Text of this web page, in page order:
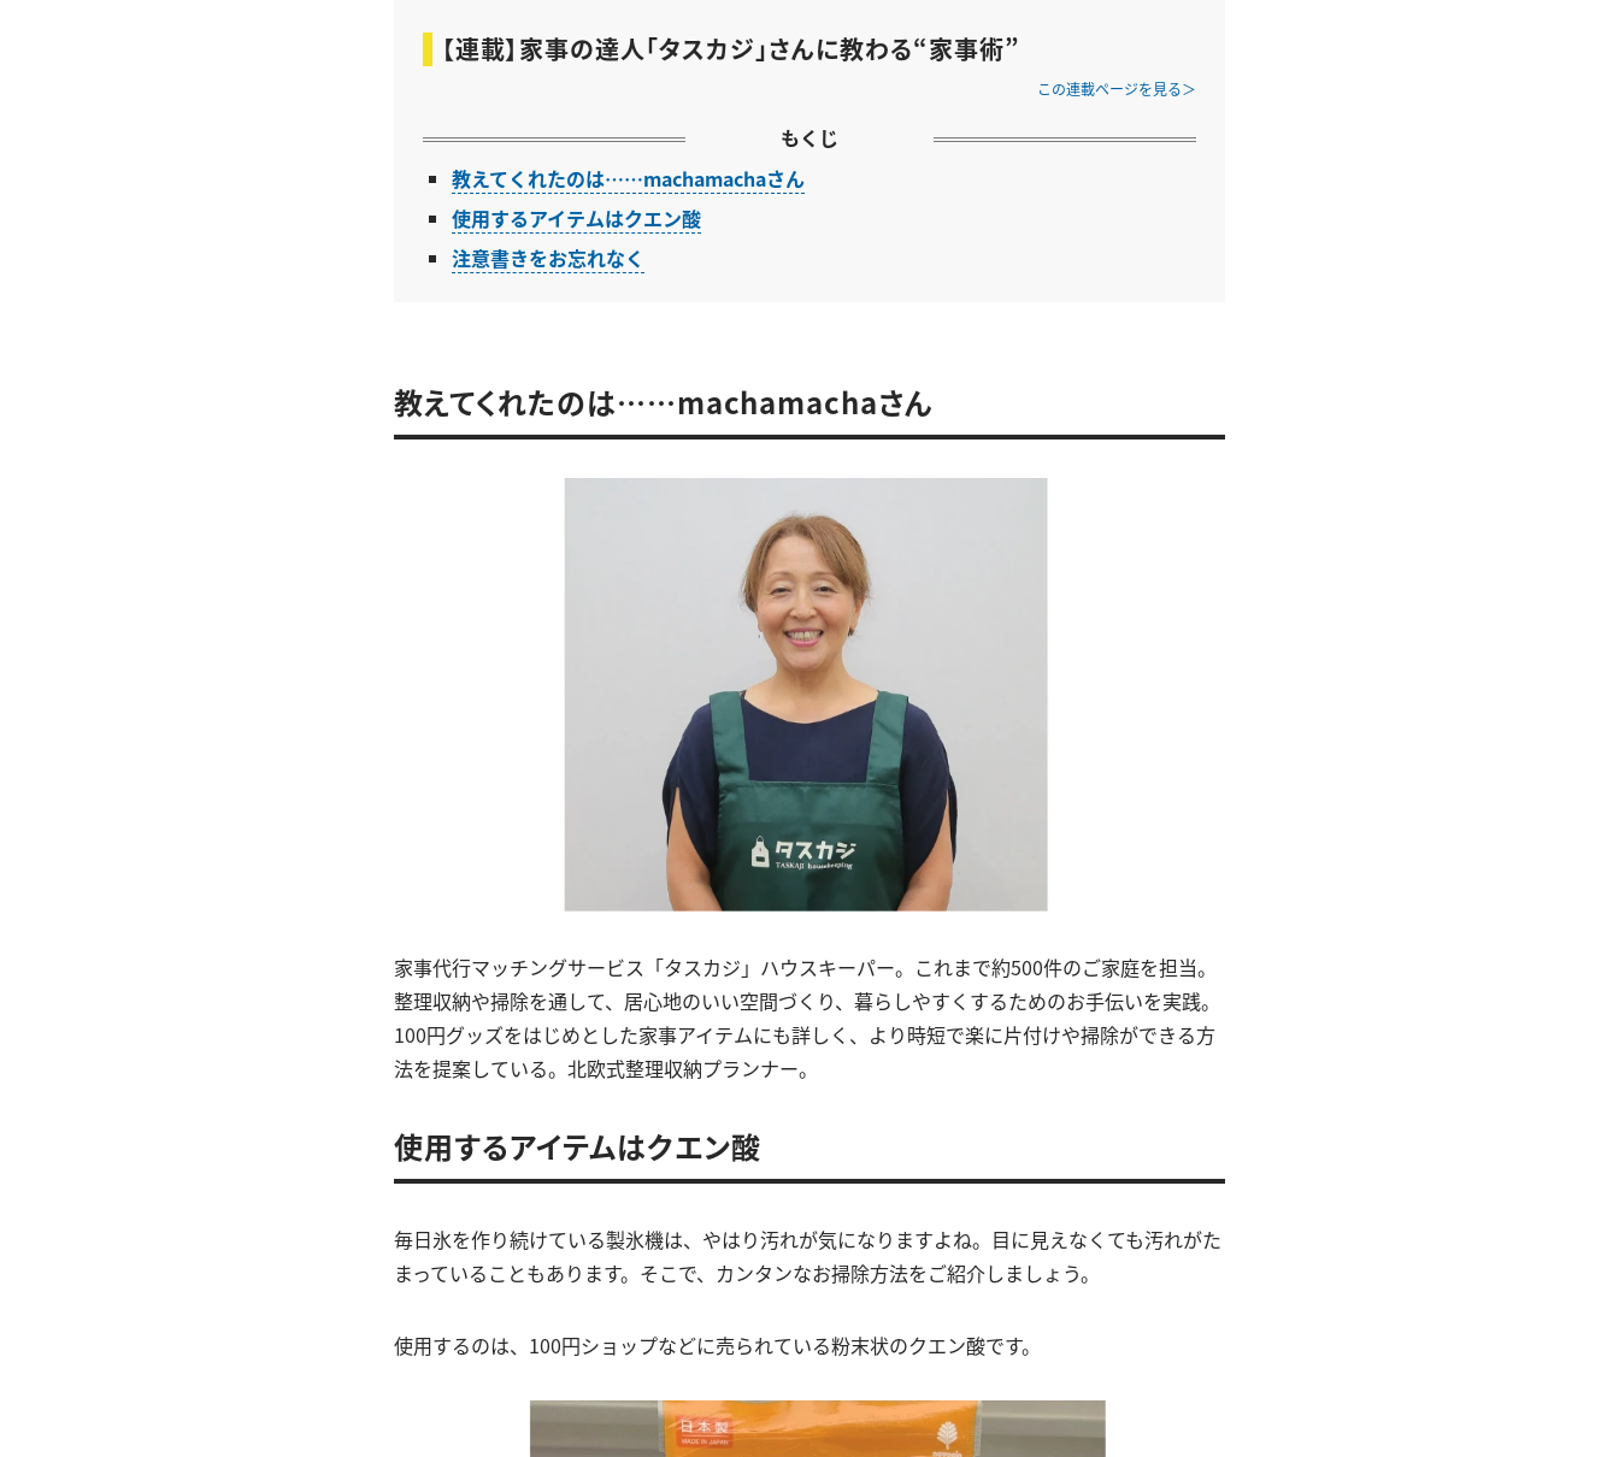
【連載】家事の達人「タスカジ」さんに教わる“家事術”
この連載ページを見る
もくじ
教えてくれたのは……machamachaさん
使用するアイテムはクエン酸
注意書きをお忘れなく
教えてくれたのは……machamachaさん
家事代行マッチングサービス「タスカジ」ハウスキーパー。これまで約500件のご家庭を担当。
整理収納や掃除を通して、居心地のいい空間づくり、暮らしやすくするためのお手伝いを実践。
100円グッズをはじめとした家事アイテムにも詳しく、より時短で楽に片付けや掃除ができる方
法を提案している。北欧式整理収納プランナー。
使用するアイテムはクエン酸
毎日氷を作り続けている製氷機は、やはり汚れが気になりますよね。目に見えなくても汚れがた
まっていることもあります。そこで、カンタンなお掃除方法をご紹介しましょう。
使用するのは、100円ショップなどに売られている粉末状のクエン酸です。